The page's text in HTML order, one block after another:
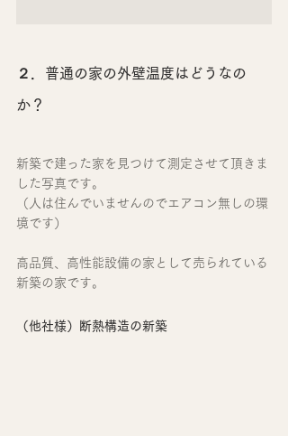
２．普通の家の外壁温度はどうなの
か？
新築で建った家を見つけて測定させて頂きま
した写真です。
（人は住んでいませんのでエアコン無しの環
境です）
高品質、高性能設備の家として売られている
新築の家です。
（他社様）断熱構造の新築